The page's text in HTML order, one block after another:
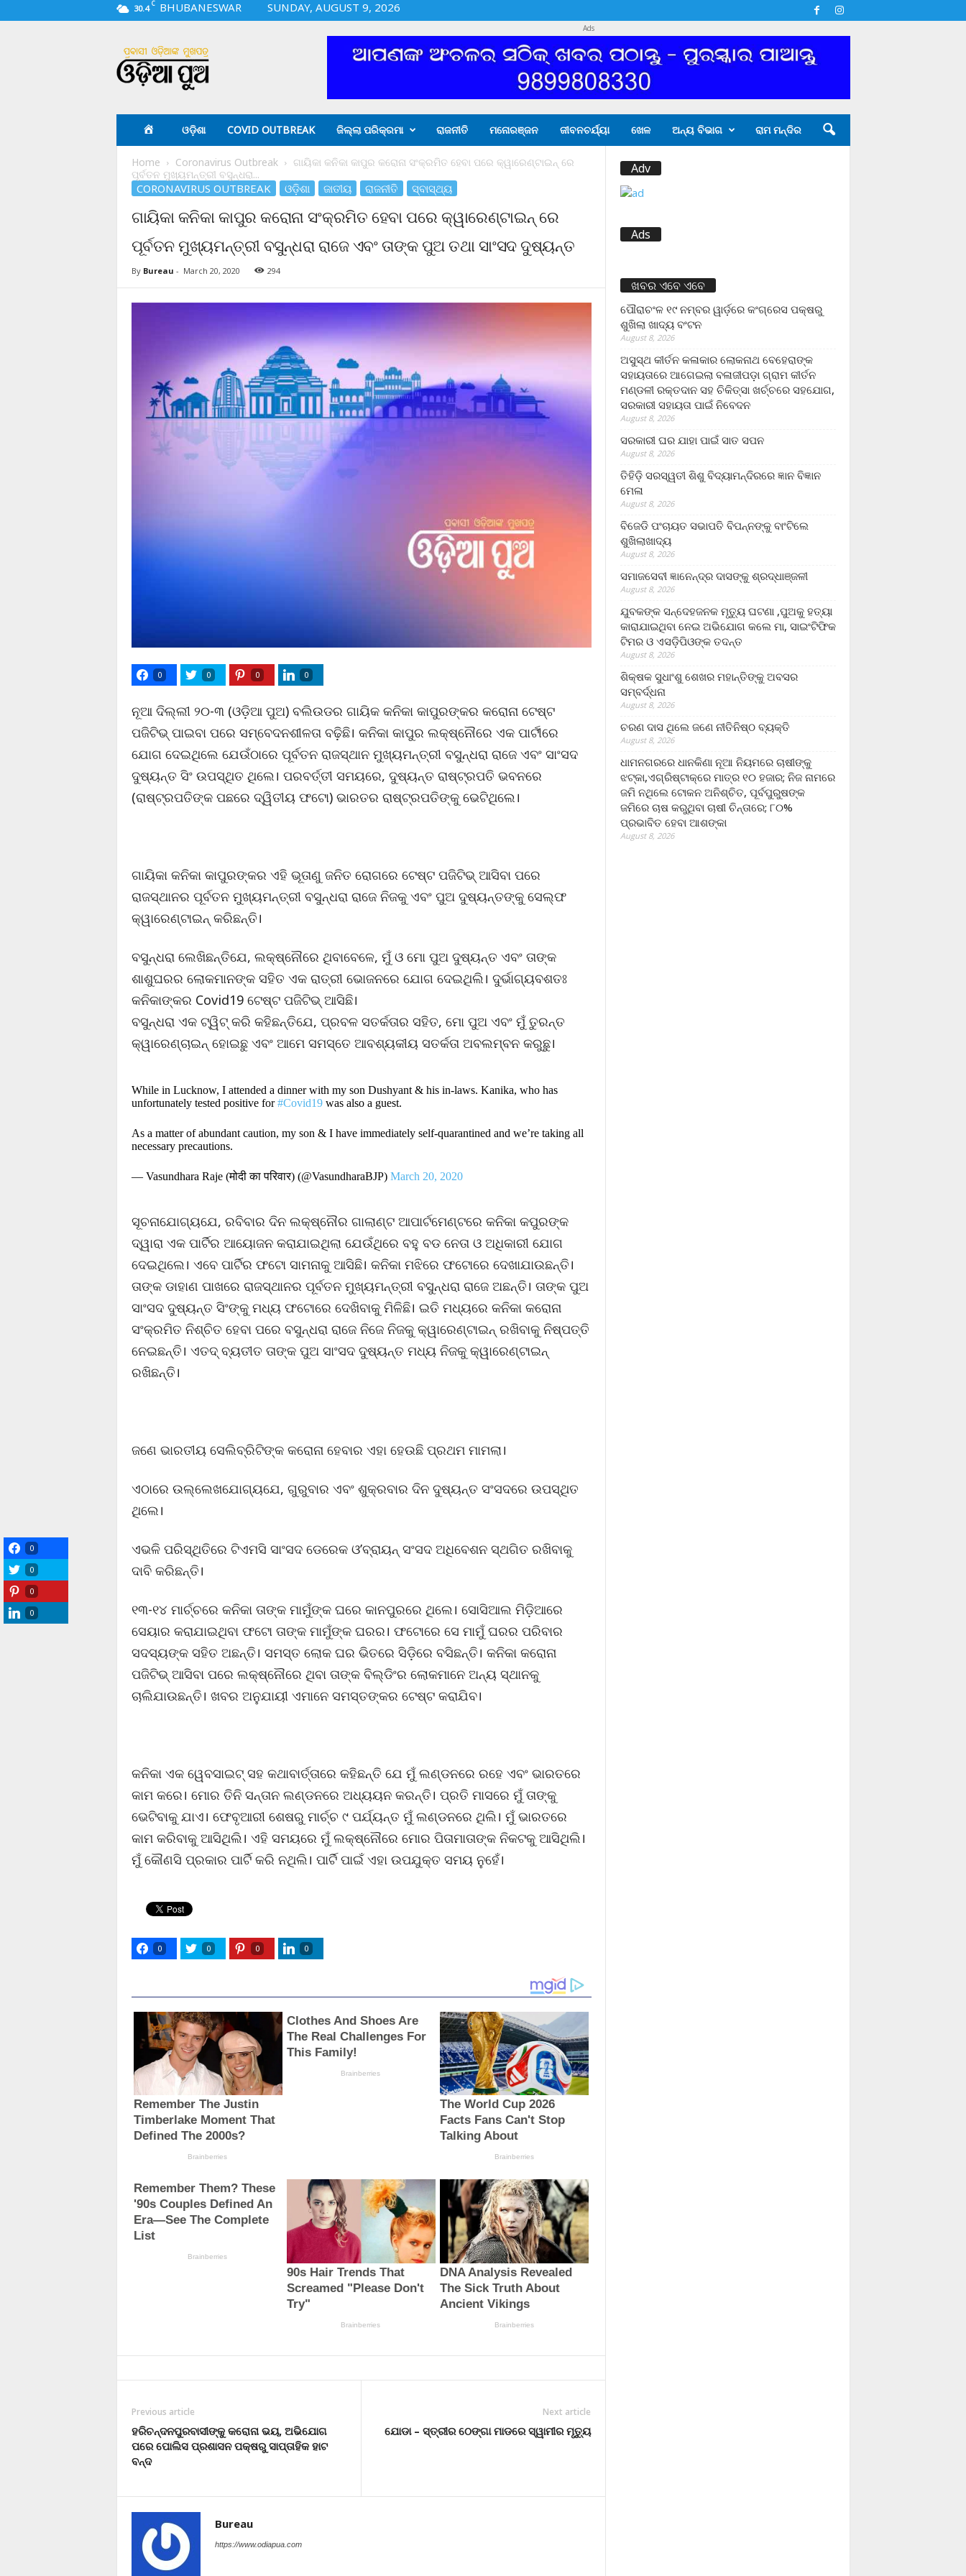
30.4 C BHUBANESWAR
SUNDAY, AUGUST 9, 2026
i
a
Ads
ଓଡ଼ିଶା COVID OUTBREAK ଜିଲ୍ଲା ପରିକ୍ରମା ରାଜନୀତି ମନୋରଞ୍ଜନ ଜୀବନଚର୍ଯ୍ୟା ଖେଳ ଅନ୍ୟ ବିଭାଗ ରାମ ମନ୍ଦିର
Home Coronavirus Outbreak
ଗାୟିକା କନିକା କାପୁର କରୋନା ସଂକ୍ରମିତ ହେବା ପରେ କ୍ୱାରେଣ୍ଟାଇନ୍ ରେ
ପୂର୍ବତନ ମୁଖ୍ୟମନ୍ତ୍ରୀ ବସୁନ୍ଧରା...
CORONAVIRUS OUTBREAK ଓଡ଼ିଶା ଜାତୀୟ ରାଜନୀତି ସ୍ବାସ୍ଥ୍ୟ
ଗାୟିକା କନିକା କାପୁର କରୋନା ସଂକ୍ରମିତ ହେବା ପରେ କ୍ୱାରେଣ୍ଟାଇନ୍ ରେ
ପୂର୍ବତନ ମୁଖ୍ୟମନ୍ତ୍ରୀ ବସୁନ୍ଧରା ରାଜେ ଏବଂ ତାଙ୍କ ପୁଅ ତଥା ସାଂସଦ ଦୁଷ୍ୟନ୍ତ
By Bureau - March 20, 2020 294
0 0 0 0
ନୂଆ ଦିଲ୍ଲୀ ୨୦-୩ (ଓଡ଼ିଆ ପୁଅ) ବଲିଉଡର ଗାୟିକ କନିକା କାପୁରଙ୍କର କରୋନା ଟେଷ୍ଟ
ପଜିଟିଭ୍ ପାଇବା ପରେ ସମ୍ବେଦନଶୀଳତା ବଢ଼ିଛି। କନିକା କାପୁର ଲକ୍ଷ୍ନୌରେ ଏକ ପାର୍ଟୀରେ
ଯୋଗ ଦେଇଥିଲେ ଯେଉଁଠାରେ ପୂର୍ବତନ ରାଜସ୍ଥାନ ମୁଖ୍ୟମନ୍ତ୍ରୀ ବସୁନ୍ଧରା ରାଜେ ଏବଂ ସାଂସଦ
ଦୁଷ୍ୟନ୍ତ ସିଂ ଉପସ୍ଥିତ ଥିଲେ। ପରବର୍ତ୍ତୀ ସମୟରେ, ଦୁଷ୍ୟନ୍ତ ରାଷ୍ଟ୍ରପତି ଭବନରେ
(ରାଷ୍ଟ୍ରପତିଙ୍କ ପଛରେ ଦ୍ୱିତୀୟ ଫଟୋ) ଭାରତର ରାଷ୍ଟ୍ରପତିଙ୍କୁ ଭେଟିଥିଲେ।
ଗାୟିକା କନିକା କାପୁରଙ୍କର ଏହି ଭୂତାଣୁ ଜନିତ ରୋଗରେ ଟେଷ୍ଟ ପଜିଟିଭ୍ ଆସିବା ପରେ
ରାଜସ୍ଥାନର ପୂର୍ବତନ ମୁଖ୍ୟମନ୍ତ୍ରୀ ବସୁନ୍ଧରା ରାଜେ ନିଜକୁ ଏବଂ ପୁଅ ଦୁଷ୍ୟନ୍ତଙ୍କୁ ସେଲ୍ଫ
କ୍ୱାରେଣ୍ଟାଇନ୍ କରିଛନ୍ତି।
ବସୁନ୍ଧରା ଲେଖିଛନ୍ତିଯେ, ଲକ୍ଷ୍ନୌରେ ଥିବାବେଳେ, ମୁଁ ଓ ମୋ ପୁଅ ଦୁଷ୍ୟନ୍ତ ଏବଂ ତାଙ୍କ
ଶାଶୁଘରର ଲୋକମାନଙ୍କ ସହିତ ଏକ ରାତ୍ରୀ ଭୋଜନରେ ଯୋଗ ଦେଇଥିଲି। ଦୁର୍ଭାଗ୍ୟବଶତଃ
କନିକାଙ୍କର Covid19 ଟେଷ୍ଟ ପଜିଟିଭ୍ ଆସିଛି।
ବସୁନ୍ଧରା ଏକ ଟ୍ୱିଟ୍ କରି କହିଛନ୍ତିଯେ, ପ୍ରବଳ ସତର୍କତାର ସହିତ, ମୋ ପୁଅ ଏବଂ ମୁଁ ତୁରନ୍ତ
କ୍ୱାରେଣ୍ଚାଇନ୍ ହୋଇଛୁ ଏବଂ ଆମେ ସମସ୍ତେ ଆବଶ୍ୟକୀୟ ସତର୍କତା ଅବଲମ୍ବନ କରୁଛୁ।
While in Lucknow, I attended a dinner with my son Dushyant & his in-laws. Kanika, who has
unfortunately tested positive for#Covid19was also a guest.
As a matter of abundant caution, my son & I have immediately self-quarantined and we’re taking all
necessary precautions.
— Vasundhara Raje (मोदी का परिवार) (@VasundharaBJP) March 20, 2020
ସୂଚନାଯୋଗ୍ୟଯେ, ରବିବାର ଦିନ ଲକ୍ଷ୍ନୌର ଗାଲାଣ୍ଟ ଆପାର୍ଟମେଣ୍ଟରେ କନିକା କପୁରଙ୍କ
ଦ୍ୱାରା ଏକ ପାର୍ଟିର ଆୟୋଜନ କରାଯାଇଥିଲା ଯେଉଁଥିରେ ବହୁ ବଡ ନେତା ଓ ଅଧିକାରୀ ଯୋଗ
ଦେଇଥିଲେ। ଏବେ ପାର୍ଟିର ଫଟୋ ସାମନାକୁ ଆସିଛି। କନିକା ମଝିରେ ଫଟୋରେ ଦେଖାଯାଉଛନ୍ତି।
ତାଙ୍କ ଡାହାଣ ପାଖରେ ରାଜସ୍ଥାନର ପୂର୍ବତନ ମୁଖ୍ୟମନ୍ତ୍ରୀ ବସୁନ୍ଧରା ରାଜେ ଅଛନ୍ତି। ତାଙ୍କ ପୁଅ
ସାଂସଦ ଦୁଷ୍ୟନ୍ତ ସିଂଙ୍କୁ ମଧ୍ୟ ଫଟୋରେ ଦେଖିବାକୁ ମିଳିଛି। ଇତି ମଧ୍ୟରେ କନିକା କରୋନା
ସଂକ୍ରମିତ ନିଶ୍ଚିତ ହେବା ପରେ ବସୁନ୍ଧରା ରାଜେ ନିଜେ ନିଜକୁ କ୍ୱାରେଣ୍ଟାଇନ୍ ରଖିବାକୁ ନିଷ୍ପତ୍ତି
ନେଇଛନ୍ତି। ଏତଦ୍ ବ୍ୟତୀତ ତାଙ୍କ ପୁଅ ସାଂସଦ ଦୁଷ୍ୟନ୍ତ ମଧ୍ୟ ନିଜକୁ କ୍ୱାରେଣ୍ଟାଇନ୍
ରଖିଛନ୍ତି।
ଜଣେ ଭାରତୀୟ ସେଲିବ୍ରିଟିଙ୍କ କରୋନା ହେବାର ଏହା ହେଉଛି ପ୍ରଥମ ମାମଲା।
ଏଠାରେ ଉଲ୍ଲେଖଯୋଗ୍ୟଯେ, ଗୁରୁବାର ଏବଂ ଶୁକ୍ରବାର ଦିନ ଦୁଷ୍ୟନ୍ତ ସଂସଦରେ ଉପସ୍ଥିତ
ଥିଲେ।
ଏଭଳି ପରିସ୍ଥିତିରେ ଟିଏମସି ସାଂସଦ ଡେରେକ ଓ’ବ୍ରାୟନ୍ ସଂସଦ ଅଧିବେଶନ ସ୍ଥଗିତ ରଖିବାକୁ
ଦାବି କରିଛନ୍ତି।
୧୩-୧୪ ମାର୍ଚ୍ଚରେ କନିକା ତାଙ୍କ ମାମୁଁଙ୍କ ଘରେ କାନପୁରରେ ଥିଲେ। ସୋସିଆଲ ମିଡ଼ିଆରେ
ସେୟାର କରାଯାଇଥିବା ଫଟୋ ତାଙ୍କ ମାମୁଁଙ୍କ ଘରର। ଫଟୋରେ ସେ ମାମୁଁ ଘରର ପରିବାର
ସଦସ୍ୟଙ୍କ ସହିତ ଅଛନ୍ତି। ସମସ୍ତ ଲୋକ ଘର ଭିତରେ ସିଡ଼ିରେ ବସିଛନ୍ତି। କନିକା କରୋନା
ପଜିଟିଭ୍ ଆସିବା ପରେ ଲକ୍ଷ୍ନୌରେ ଥିବା ତାଙ୍କ ବିଲ୍ଡିଂର ଲୋକମାନେ ଅନ୍ୟ ସ୍ଥାନକୁ
ଚାଲିଯାଉଛନ୍ତି। ଖବର ଅନୁଯାୟୀ ଏମାନେ ସମସ୍ତଙ୍କର ଟେଷ୍ଟ କରାଯିବ।
କନିକା ଏକ ୱେବସାଇଟ୍ ସହ କଥାବାର୍ତ୍ତାରେ କହିଛନ୍ତି ଯେ ମୁଁ ଲଣ୍ଡନରେ ରହେ ଏବଂ ଭାରତରେ
କାମ କରେ। ମୋର ତିନି ସନ୍ତାନ ଲଣ୍ଡନରେ ଅଧ୍ୟୟନ କରନ୍ତି। ପ୍ରତି ମାସରେ ମୁଁ ତାଙ୍କୁ
ଭେଟିବାକୁ ଯାଏ। ଫେବୃଆରୀ ଶେଷରୁ ମାର୍ଚ୍ଚ ୯ ପର୍ଯ୍ୟନ୍ତ ମୁଁ ଲଣ୍ଡନରେ ଥିଲି। ମୁଁ ଭାରତରେ
କାମ କରିବାକୁ ଆସିଥିଲି। ଏହି ସମୟରେ ମୁଁ ଲକ୍ଷ୍ନୌରେ ମୋର ପିତାମାତାଙ୍କ ନିକଟକୁ ଆସିଥିଲି।
ମୁଁ କୌଣସି ପ୍ରକାର ପାର୍ଟି କରି ନଥିଲି। ପାର୍ଟି ପାଇଁ ଏହା ଉପଯୁକ୍ତ ସମୟ ନୁହେଁ।
0 0 0 0
Previous article
ହରିଚନ୍ଦନପୁରବାସୀଙ୍କୁ କରୋନା ଭୟ, ଅଭିଯୋଗ
ପରେ ପୋଲିସ ପ୍ରଶାସନ ପକ୍ଷରୁ ସାପ୍ତାହିକ ହାଟ
ବନ୍ଦ
Next article
ଯୋଡା – ସ୍ତ୍ରୀର ଠେଙ୍ଗା ମାଡରେ ସ୍ୱାମୀର ମୃତ୍ୟୁ
Bureau
https://www.odiapua.com
Adv
Ads
ଖବର ଏବେ ଏବେ
ପୌରାଚଂଳ ୧୯ ନମ୍ବର ୱାର୍ଡ଼ରେ କଂଗ୍ରେସ ପକ୍ଷରୁ
ଶୁଖିଲା ଖାଦ୍ୟ ବଂଟନ
August 8, 2026
ଅସୁସ୍ଥ କୀର୍ତନ କଳାକାର ଲୋକନାଥ ବେହେରାଙ୍କ
ସହାୟତାରେ ଆଗେଇଲା ବଳାଜୀପଡ଼ା ଗ୍ରାମ କୀର୍ତନ
ମଣ୍ଡଳୀ ରକ୍ତଦାନ ସହ ଚିକିତ୍ସା ଖର୍ଚ୍ଚରେ ସହଯୋଗ,
ସରକାରୀ ସହାୟତା ପାଇଁ ନିବେଦନ
August 8, 2026
ସରକାରୀ ଘର ଯାହା ପାଇଁ ସାତ ସପନ
August 8, 2026
ତିହିଡି଼ ସରସ୍ୱତୀ ଶିଶୁ ବିଦ୍ୟାମନ୍ଦିରରେ ଜ୍ଞାନ ବିଜ୍ଞାନ
ମେଳା
August 8, 2026
ବିଜେଡି ପଂଚାୟତ ସଭାପତି ବିପନ୍ନଙ୍କୁ ବାଂଟିଲେ
ଶୁଖିଲାଖାଦ୍ୟ
August 8, 2026
ସମାଜସେବୀ ଜ୍ଞାନେନ୍ଦ୍ର ଦାସଙ୍କୁ ଶ୍ରଦ୍ଧାଞ୍ଜଳୀ
August 8, 2026
ଯୁବକଙ୍କ ସନ୍ଦେହଜନକ ମୃତ୍ୟୁ ଘଟଣା ,ପୁଅକୁ ହତ୍ୟା
କାରାଯାଇଥିବା ନେଇ ଅଭିଯୋଗ କଲେ ମା, ସାଇଂଟିଫିକ
ଟିମର ଓ ଏସଡ଼ିପିଓଙ୍କ ତଦନ୍ତ
August 8, 2026
ଶିକ୍ଷକ ସୁଧାଂଶୁ ଶେଖର ମହାନ୍ତିଙ୍କୁ ଅବସର
ସମ୍ବର୍ଦ୍ଧନା
August 8, 2026
ଚରଣ ଦାସ ଥିଲେ ଜଣେ ନୀତିନିଷ୍ଠ ବ୍ୟକ୍ତି
August 8, 2026
ଧାମନଗରରେ ଧାନକିଣା ନୂଆ ନିୟମରେ ଚାଷୀଙ୍କୁ
ଝଟ୍‌କା,ଏଗ୍ରିଷ୍ଟାକ୍‌ରେ ମାତ୍ର ୧୦ ହଜାର; ନିଜ ନାମରେ
ଜମି ନଥିଲେ ଟୋକନ ଅନିଶ୍ଚିତ, ପୂର୍ବପୁରୁଷଙ୍କ
ଜମିରେ ଚାଷ କରୁଥିବା ଚାଷୀ ଚିନ୍ତାରେ; ୮୦%
ପ୍ରଭାବିତ ହେବା ଆଶଙ୍କା
August 8, 2026
0
0
0
0